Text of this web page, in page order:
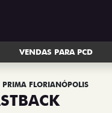
VENDAS PARA PCD
PRIMA FLORIANÓPOLIS